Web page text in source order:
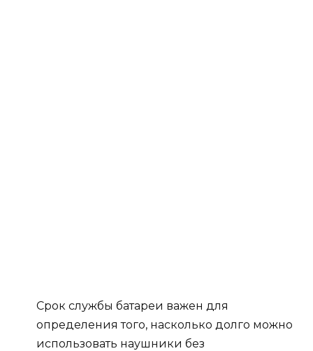
Срок службы батареи важен для
определения того, насколько долго можно
использовать наушники без